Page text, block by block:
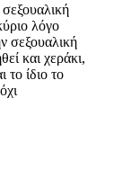
σεξουαλική
λόγο
σεξουαλική
και χεράκι,
το ίδιο το